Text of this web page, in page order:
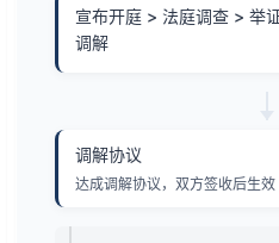
宣布开庭 > 法庭调查 > 举
调解
调解协议
达成调解协议，双方签收后生效